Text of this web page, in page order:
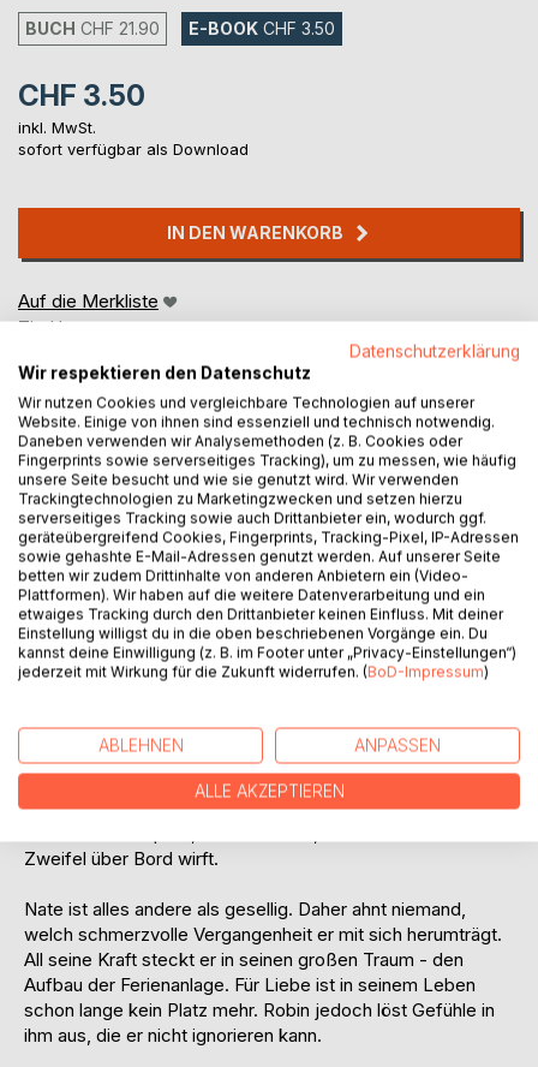
BUCH CHF 21.90 E-BOOK CHF 3.50
CHF 3.50
inkl. MwSt.
sofort verfügbar als Download
IN DEN WARENKORB
Auf die Merkliste
Titel bewerten
BESCHREIBUNG
Sie wollte sich nicht verlieben und erneut von ihren
Gefühlen leiten lassen.
Er hatte mit allem gerechnet, jedoch nicht mit einer Frau
wie ihr.
und doch steht sie vor den Trümmern ihrer Beziehung. Sie
will ausreichend Distanz zu ihrer Vergangenheit schaffen
und sich selbst finden. Ihre neugewonnenen Ansichten
stellen sie vor die Herausforderung, sich in einer spontanen
Zweifel über Bord wirft.
Nate ist alles andere als gesellig. Daher ahnt niemand,
welch schmerzvolle Vergangenheit er mit sich herumträgt.
All seine Kraft steckt er in seinen großen Traum - den
Aufbau der Ferienanlage. Für Liebe ist in seinem Leben
schon lange kein Platz mehr. Robin jedoch löst Gefühle in
ihm aus, die er nicht ignorieren kann.
Datenschutzerklärung
Wir respektieren den Datenschutz
Wir nutzen Cookies und vergleichbare Technologien auf unserer
Website. Einige von ihnen sind essenziell und technisch notwendig.
Daneben verwenden wir Analysemethoden (z. B. Cookies oder
Fingerprints sowie serverseitiges Tracking), um zu messen, wie häufig
unsere Seite besucht und wie sie genutzt wird. Wir verwenden
Trackingtechnologien zu Marketingzwecken und setzen hierzu
serverseitiges Tracking sowie auch Drittanbieter ein, wodurch ggf.
geräteübergreifend Cookies, Fingerprints, Tracking-Pixel, IP-Adressen
sowie gehashte E-Mail-Adressen genutzt werden. Auf unserer Seite
betten wir zudem Drittinhalte von anderen Anbietern ein (Video-
Plattformen). Wir haben auf die weitere Datenverarbeitung und ein
etwaiges Tracking durch den Drittanbieter keinen Einfluss. Mit deiner
Einstellung willigst du in die oben beschriebenen Vorgänge ein. Du
kannst deine Einwilligung (z. B. im Footer unter „Privacy-Einstellungen“)
jederzeit mit Wirkung für die Zukunft widerrufen. (BoD-Impressum)
ABLEHNEN ANPASSEN
ALLE AKZEPTIEREN